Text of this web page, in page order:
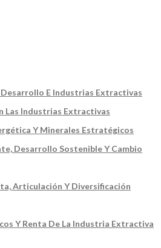
E Industrias Extractivas
Las Industrias Extractivas
Y Minerales Estratégicos
Desarrollo Sostenible Y Cambio
Articulación Y Diversificación
Y Renta De La Industria Extractiva